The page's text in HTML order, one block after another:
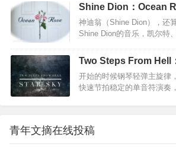
way”反复出现，充分表明游
异地，这样怎么回家啊，怎
的亲人啊。结尾…
在庄周的子非鱼，安知我不知鱼之乐”，嵇康的目
仰自得，游心太玄。”，陶渊明的采菊东篱下，
朝散发弄扁舟”，苏东坡的一蓑烟雨任平生”文字
首曲子，觉着它摄人心魄，气势磅礴，教人振奋
回肠。恍惚间，仿佛孤独的剑客，衣袂…
Shine Dion：Ocean
神迪翁（Shine Dion），还
Shine Dion的音乐，凯尔特
Shine Dion是来自挪威第七
二重唱组合，他们的音乐被
谣的结合体，在音乐中经常
琴、风笛、萨克斯、曼陀林(
影，行走在爱尔兰的高地。
将每一个音…
Two Steps From Hell
开始的时候钢琴轻弹主旋律
快速节拍稳定的单音符演奏
了主旋律，给了听众第一次
鲜明的对比这种手法有着强
青年文摘在线投稿